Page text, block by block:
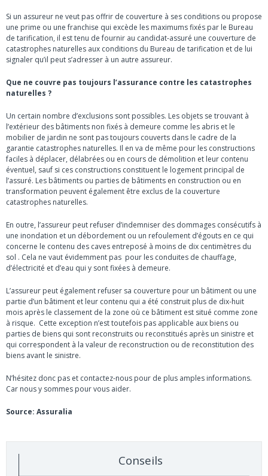
Si un assureur ne veut pas offrir de couverture à ses conditions ou propose
une prime ou une franchise qui excède les maximums fixés par le Bureau
de tarification, il est tenu de fournir au candidat-assuré une couverture de
catastrophes naturelles aux conditions du Bureau de tarification et de lui
signaler qu’il peut s’adresser à un autre assureur.
Que ne couvre pas toujours l’assurance contre les catastrophes
naturelles ?
Un certain nombre d’exclusions sont possibles. Les objets se trouvant à
l’extérieur des bâtiments non fixés à demeure comme les abris et le
mobilier de jardin ne sont pas toujours couverts dans le cadre de la
garantie catastrophes naturelles. Il en va de même pour les constructions
faciles à déplacer, délabrées ou en cours de démolition et leur contenu
éventuel, sauf si ces constructions constituent le logement principal de
l’assuré. Les bâtiments ou parties de bâtiments en construction ou en
transformation peuvent également être exclus de la couverture
catastrophes naturelles.
En outre, l’assureur peut refuser d’indemniser des dommages consécutifs à
une inondation et un débordement ou un refoulement d’égouts en ce qui
concerne le contenu des caves entreposé à moins de dix centimètres du
sol . Cela ne vaut évidemment pas pour les conduites de chauffage,
d’électricité et d’eau qui y sont fixées à demeure.
L’assureur peut également refuser sa couverture pour un bâtiment ou une
partie d’un bâtiment et leur contenu qui a été construit plus de dix-huit
mois après le classement de la zone où ce bâtiment est situé comme zone
à risque. Cette exception n’est toutefois pas applicable aux biens ou
parties de biens qui sont reconstruits ou reconstitués après un sinistre et
qui correspondent à la valeur de reconstruction ou de reconstitution des
biens avant le sinistre.
N’hésitez donc pas et contactez-nous pour de plus amples informations.
Car nous y sommes pour vous aider.
Source: Assuralia
Conseils